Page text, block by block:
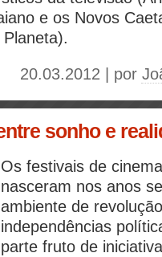
e os Novos
20.03.2012 | por
sonho e
Os festivais de
nasceram nos anos
ambiente de
independências
parte fruto de